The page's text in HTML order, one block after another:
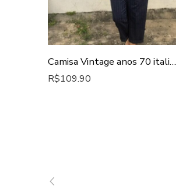
Camisa Vintage anos 70 italiana
R$109.90